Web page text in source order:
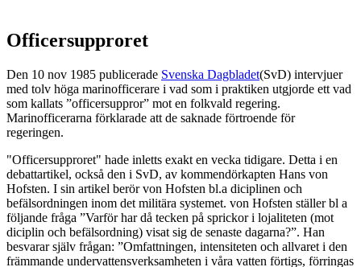
Officersupproret
Den 10 nov 1985 publicerade Svenska Dagbladet(SvD) intervjuer
med tolv höga marinofficerare i vad som i praktiken utgjorde ett vad
som kallats ”officersuppror” mot en folkvald regering.
Marinofficerarna förklarade att de saknade förtroende för
regeringen.
"Officersupproret" hade inletts exakt en vecka tidigare. Detta i en
debattartikel, också den i SvD, av kommendörkapten Hans von
Hofsten. I sin artikel berör von Hofsten bl.a diciplinen och
befälsordningen inom det militära systemet. von Hofsten ställer bl a
följande fråga ”Varför har då tecken på sprickor i lojaliteten (mot
diciplin och befälsordning) visat sig de senaste dagarna?”. Han
besvarar själv frågan: ”Omfattningen, intensiteten och allvaret i den
främmande undervattensverksamheten i våra vatten förtigs, förringas